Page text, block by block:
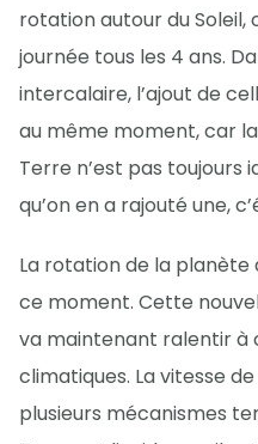
rotation autour du Soleil,
journée tous les 4 ans.
intercalaire, l’ajout de
au même moment, car
Terre n’est pas toujours
qu’on en a rajouté une,
La rotation de la
ce moment. Cette
va maintenant ralentir à
climatiques. La vitesse
plusieurs mécanismes